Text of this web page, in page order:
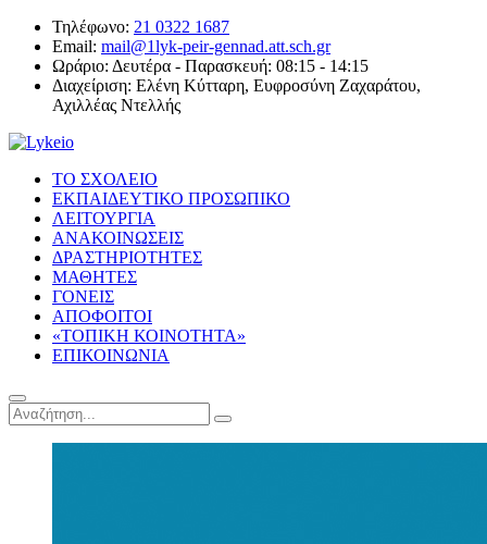
Τηλέφωνο: 21 0322 1687
Email: mail@1lyk-peir-gennad.att.sch.gr
Ωράριο: Δευτέρα - Παρασκευή: 08:15 - 14:15
Διαχείριση: Ελένη Κύτταρη, Ευφροσύνη Ζαχαράτου,
Αχιλλέας Ντελλής
ΤΟ ΣΧΟΛΕΙΟ
ΕΚΠΑΙΔΕΥΤΙΚΟ ΠΡΟΣΩΠΙΚΟ
ΛΕΙΤΟΥΡΓΙΑ
ΑΝΑΚΟΙΝΩΣΕΙΣ
ΔΡΑΣΤΗΡΙΟΤΗΤΕΣ
ΜΑΘΗΤΕΣ
ΓΟΝΕΙΣ
ΑΠΟΦΟΙΤΟΙ
«ΤΟΠΙΚΗ ΚΟΙΝΟΤΗΤΑ»
ΕΠΙΚΟΙΝΩΝΙΑ